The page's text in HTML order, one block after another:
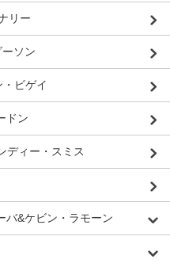
リー
ソン
ビゲイ
ドン
ディー・スミス
バ&ケビン・ラモーン